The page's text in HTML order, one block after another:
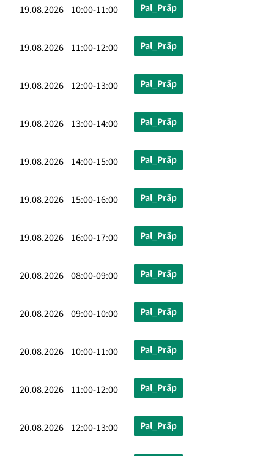
19.08.2026 10:00-11:00 Pal_Präp
19.08.2026 11:00-12:00 Pal_Präp
19.08.2026 12:00-13:00 Pal_Präp
19.08.2026 13:00-14:00 Pal_Präp
19.08.2026 14:00-15:00 Pal_Präp
19.08.2026 15:00-16:00 Pal_Präp
19.08.2026 16:00-17:00 Pal_Präp
20.08.2026 08:00-09:00 Pal_Präp
20.08.2026 09:00-10:00 Pal_Präp
20.08.2026 10:00-11:00 Pal_Präp
20.08.2026 11:00-12:00 Pal_Präp
20.08.2026 12:00-13:00 Pal_Präp